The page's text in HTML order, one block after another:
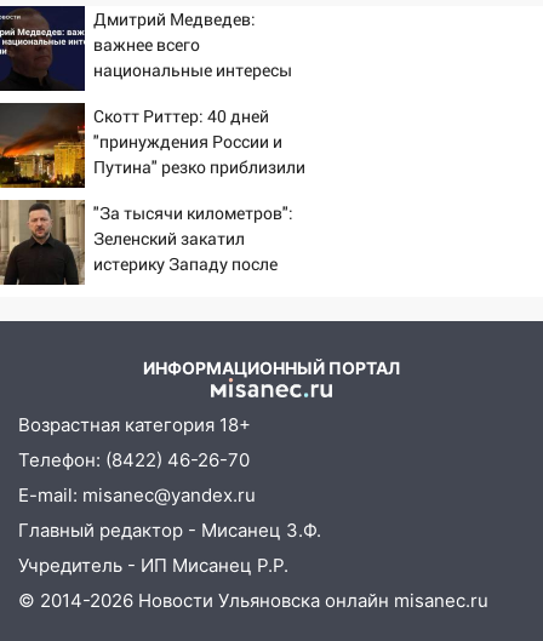
11:16
В Ульяновске ищут 37-летнего
мужчину, пропавшего ещё 19 июля
10:30
От мотофристайла до прогулки с
хаски: куда сходить в Ульяновской
области 8–9 августа
10:11
«Нефтяной топливной компании» будут
судить за неуплату 48,4 млн рублей
налогов
пешеходы. Обзор крупных аварий в
Ульяновской области
08:30 Поджог со свечой, 16 сгоревших
домов и выстрел за водку
07:50 Какая погоды будет днем 8
августа
06:45
Императорский мост в
Ульяновске останется закрытым до
Дмитрий Медведев:
важнее всего
национальные интересы
Скотт Риттер: 40 дней
"принуждения России и
Путина" резко приблизили
"За тысячи километров":
Зеленский закатил
истерику Западу после
ИНФОРМАЦИОННЫЙ ПОРТАЛ
Возрастная категория 18+
Телефон: (8422) 46-26-70
E-mail: misanec@yandex.ru
Главный редактор - Мисанец З.Ф.
Учредитель - ИП Мисанец Р.Р.
© 2014-2026 Новости Ульяновска онлайн misanec.ru